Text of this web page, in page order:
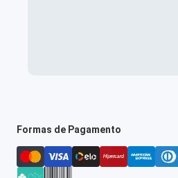
Formas de Pagamento